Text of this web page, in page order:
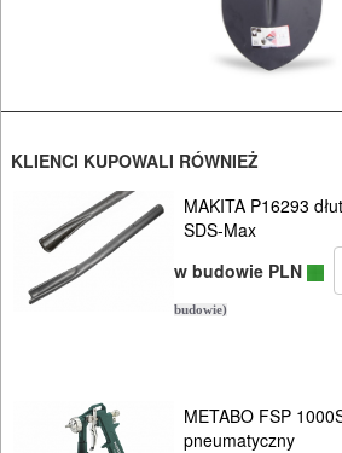
URZĄDZENIA
ROZRUCHOWE
PROSTOWNIKI
I
AGREGATY
PRĄDOWE
KLIENCI KUPOWALI RÓWNIEŻ
MAKITA P16293
SDS-Max
w budowie PLN
budowie)
METABO FSP
pneumatyczny